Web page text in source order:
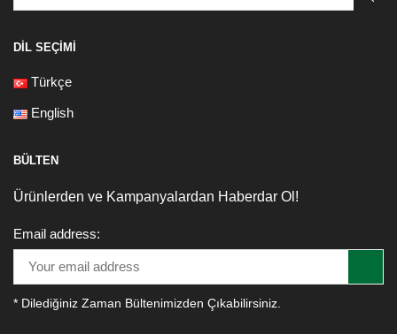
for:
DIL SEÇIMI
Türkçe
English
BÜLTEN
Ürünlerden ve Kampanyalardan Haberdar Ol!
Email address:
* Dilediğiniz Zaman Bültenimizden Çıkabilirsiniz.